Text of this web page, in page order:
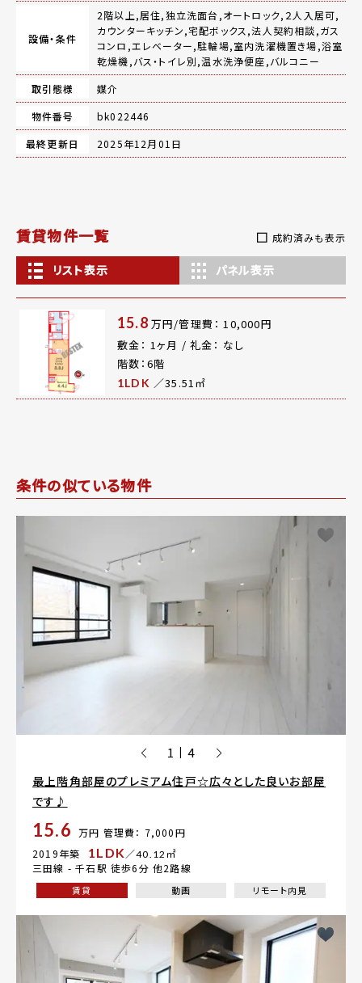
設備・条件
2階以上,居住,独立洗面台,オートロック,２人入居可,
カウンターキッチン,宅配ボックス,法人契約相談,ガス
コンロ,エレベーター,駐輪場,室内洗濯機置き場,浴室
乾燥機,バス・トイレ別,温水洗浄便座,バルコニー
取引態様
媒介
物件番号
bk022446
最終更新日
2025年12月01日
賃貸物件一覧 成約済みも表示
リスト表示 パネル表示
15.8 万円/管理費： 10,000円
敷金： 1ヶ月 / 礼金： なし
階数：6階
1LDK ／35.51㎡
条件の似ている物件
1 | 4
最上階角部屋のプレミアム住戸☆広々とした良いお部屋
です♪
15.6 万円 管理費： 7,000円
2019年築
1LDK／40.12㎡
三田線 -千石駅 徒歩6分 他2路線
賃貸 動画 リモート内見